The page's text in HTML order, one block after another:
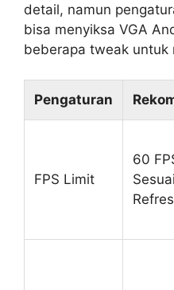
detail, namun
bisa menyiksa VGA
beberapa tweak untuk
Pengaturan
FPS Limit
60
Sesuai